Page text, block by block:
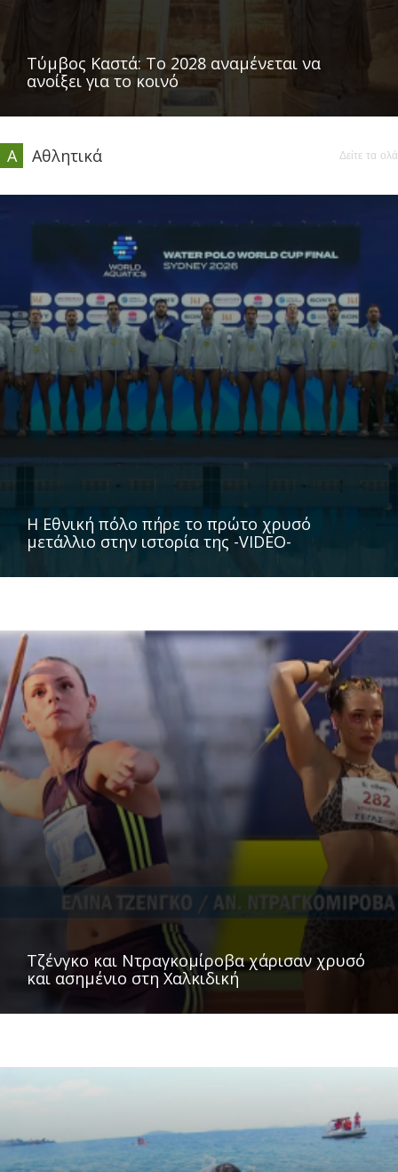
Τύμβος Καστά: Το 2028 αναμένεται να
ανοίξει για το κοινό
Α Αθλητικά Δείτε τα ολά
Η Εθνική πόλο πήρε το πρώτο χρυσό
μετάλλιο στην ιστορία της -VIDEO-
Τζένγκο και Ντραγκομίροβα χάρισαν χρυσό
και ασημένιο στη Χαλκιδική